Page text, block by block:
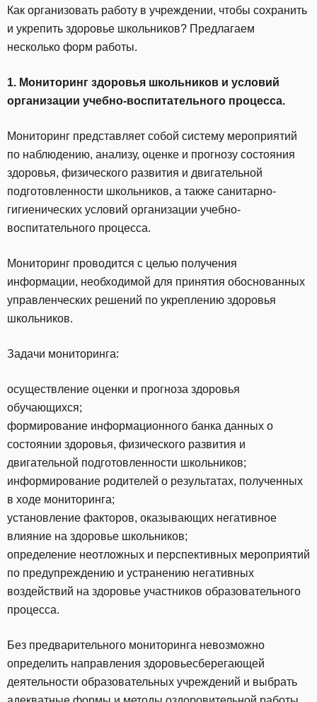
Как организовать работу в учреждении, чтобы сохранить
и укрепить здоровье школьников? Предлагаем
несколько форм работы.
1. Мониторинг здоровья школьников и условий
организации учебно-воспитательного процесса.
Мониторинг представляет собой систему мероприятий
по наблюдению, анализу, оценке и прогнозу состояния
здоровья, физического развития и двигательной
подготовленности школьников, а также санитарно-
гигиенических условий организации учебно-
воспитательного процесса.
Мониторинг проводится с целью получения
информации, необходимой для принятия обоснованных
управленческих решений по укреплению здоровья
школьников.
Задачи мониторинга:
осуществление оценки и прогноза здоровья
обучающихся;
формирование информационного банка данных о
состоянии здоровья, физического развития и
двигательной подготовленности школьников;
информирование родителей о результатах, полученных
в ходе мониторинга;
установление факторов, оказывающих негативное
влияние на здоровье школьников;
определение неотложных и перспективных мероприятий
по предупреждению и устранению негативных
воздействий на здоровье участников образовательного
процесса.
Без предварительного мониторинга невозможно
определить направления здоровьесберегающей
деятельности образовательных учреждений и выбрать